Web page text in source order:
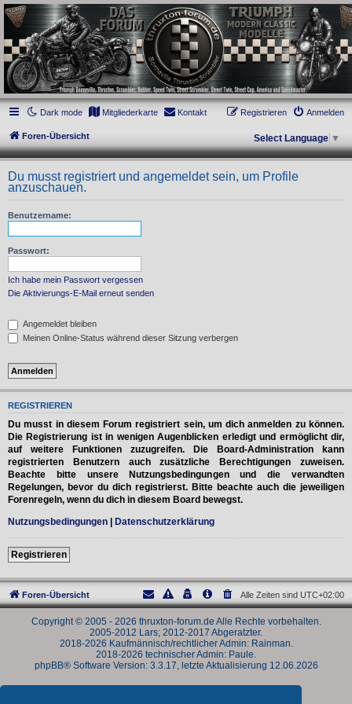
thruxton-forum.de
DAS FORUM! Alles rund um die Triumph Modern Classic Modelle. Das Forum für
die New Bonneville Baureihen ab BJ 2001. Triumph Bonneville, Thruxton,
Scrambler, Bobber, Speed Twin, Street Scrambler, Street Twin, Street Cup, America
und Speedmaster.
Dark mode
Mitgliederkarte Kontakt Anmelden
Registrieren
Foren-Übersicht Select Language ▼
Du musst registriert und angemeldet sein, um Profile
anzuschauen.
Benutzername:
Passwort:
Ich habe mein Passwort vergessen
Die Aktivierungs-E-Mail erneut senden
Angemeldet bleiben
Meinen Online-Status während dieser Sitzung verbergen
REGISTRIEREN
Du musst in diesem Forum registriert sein, um dich anmelden zu können.
Die Registrierung ist in wenigen Augenblicken erledigt und ermöglicht dir,
auf weitere Funktionen zuzugreifen. Die Board-Administration kann
registrierten Benutzern auch zusätzliche Berechtigungen zuweisen.
Beachte bitte unsere Nutzungsbedingungen und die verwandten
Regelungen, bevor du dich registrierst. Bitte beachte auch die jeweiligen
Forenregeln, wenn du dich in diesem Board bewegst.
Nutzungsbedingungen | Datenschutzerklärung
Registrieren
Foren-Übersicht Alle Zeiten sind UTC+02:00
Copyright © 2005 - 2026 thruxton-forum.de Alle Rechte vorbehalten.
2005-2012 Lars; 2012-2017 Abgeratzter.
2018-2026 Kaufmännisch/rechtlicher Admin: Rainman.
2018-2026 technischer Admin: Paule.
phpBB® Software Version: 3.3.17, letzte Aktualisierung 12.06.2026